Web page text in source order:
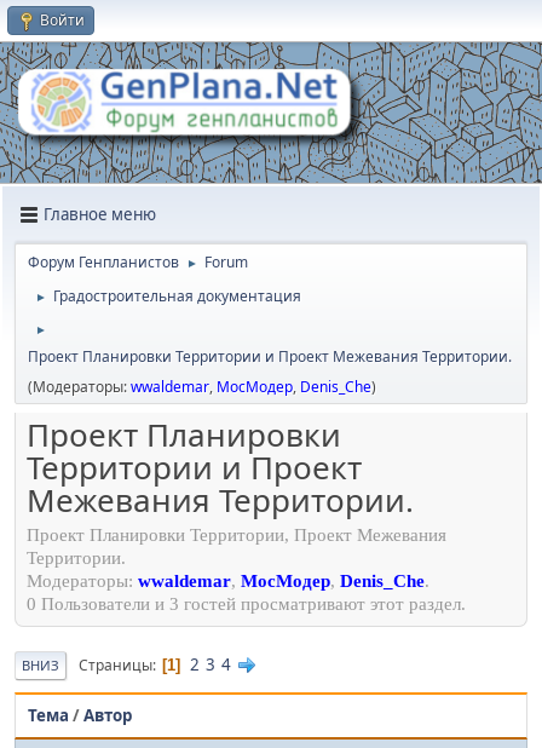
Войти
Главное меню
Форум Генпланистов ► Forum
► Градостроительная документация
►
Проект Планировки Территории и Проект Межевания Территории.
(Модераторы:wwaldemar, МосМодер, Denis_Che)
Проект Планировки
Территории и Проект
Межевания Территории.
Проект Планировки Территории, Проект Межевания
Территории.
Модераторы: wwaldemar, МосМодер, Denis_Che.
0 Пользователи и 3 гостей просматривают этот раздел.
ВНИЗ Страницы 1 2 3 4
Тема /Автор